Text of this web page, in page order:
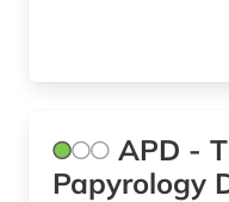
evangelisch-lutherische landeskirche
evangelisch-lutherische landeskirche in
braunschweig (1)
APD -
Papyrology